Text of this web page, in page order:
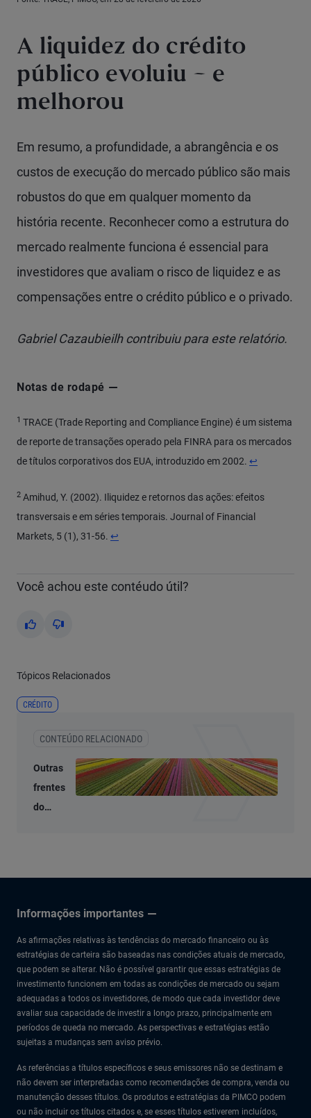
A liquidez do crédito
público evoluiu – e
melhorou
Em resumo, a profundidade, a abrangência e os
custos de execução do mercado público são mais
robustos do que em qualquer momento da
história recente. Reconhecer como a estrutura do
mercado realmente funciona é essencial para
investidores que avaliam o risco de liquidez e as
compensações entre o crédito público e o privado.
Gabriel Cazaubieilh contribuiu para este relatório.
Notas de rodapé
1 TRACE (Trade Reporting and Compliance Engine) é um sistema
de reporte de transações operado pela FINRA para os mercados
de títulos corporativos dos EUA, introduzido em 2002. ↩
2 Amihud, Y. (2002). Iliquidez e retornos das ações: efeitos
transversais e em séries temporais. Journal of Financial
Markets, 5 (1), 31-56. ↩
Você achou este contéudo útil?
Yes No
Tópicos Relacionados
CRÉDITO
CONTEÚDO RELACIONADO
Outras
frentes
do
Informações importantes
As afirmações relativas às tendências do mercado financeiro ou às
estratégias de carteira são baseadas nas condições atuais de mercado,
que podem se alterar. Não é possível garantir que essas estratégias de
investimento funcionem em todas as condições de mercado ou sejam
adequadas a todos os investidores, de modo que cada investidor deve
avaliar sua capacidade de investir a longo prazo, principalmente em
períodos de queda no mercado. As perspectivas e estratégias estão
sujeitas a mudanças sem aviso prévio.
As referências a títulos específicos e seus emissores não se destinam e
não devem ser interpretadas como recomendações de compra, venda ou
manutenção desses títulos. Os produtos e estratégias da PIMCO podem
ou não incluir os títulos citados e, se esses títulos estiverem incluídos,